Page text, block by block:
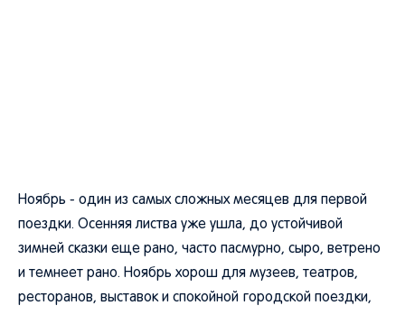
Ноябрь - один из самых сложных месяцев для первой
поездки. Осенняя листва уже ушла, до устойчивой
зимней сказки еще рано, часто пасмурно, сыро, ветрено
и темнеет рано. Ноябрь хорош для музеев, театров,
ресторанов, выставок и спокойной городской поездки,